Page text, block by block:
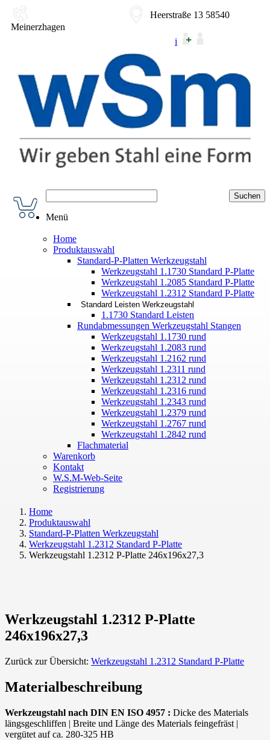
Heerstraße 13 58540
Meinerzhagen
i
Menü
Home
Produktauswahl
Standard-P-Platten Werkzeugstahl
Werkzeugstahl 1.1730 Standard P-Platte
Werkzeugstahl 1.2085 Standard P-Platte
Werkzeugstahl 1.2312 Standard P-Platte
Standard Leisten Werkzeugstahl
1.1730 Standard Leisten
Rundabmessungen Werkzeugstahl Stangen
Werkzeugstahl 1.1730 rund
Werkzeugstahl 1.2083 rund
Werkzeugstahl 1.2162 rund
Werkzeugstahl 1.2311 rund
Werkzeugstahl 1.2312 rund
Werkzeugstahl 1.2316 rund
Werkzeugstahl 1.2343 rund
Werkzeugstahl 1.2379 rund
Werkzeugstahl 1.2767 rund
Werkzeugstahl 1.2842 rund
Flachmaterial
Warenkorb
Kontakt
W.S.M-Web-Seite
Registrierung
Home
Produktauswahl
Standard-P-Platten Werkzeugstahl
Werkzeugstahl 1.2312 Standard P-Platte
Werkzeugstahl 1.2312 P-Platte 246x196x27,3
Werkzeugstahl 1.2312 P-Platte
246x196x27,3
Zurück zur Übersicht: Werkzeugstahl 1.2312 Standard P-Platte
Materialbeschreibung
Werkzeugstahl nach DIN EN ISO 4957 : Dicke des Materials
längsgeschliffen | Breite und Länge des Materials feingefräst |
vergütet auf ca. 280-325 HB